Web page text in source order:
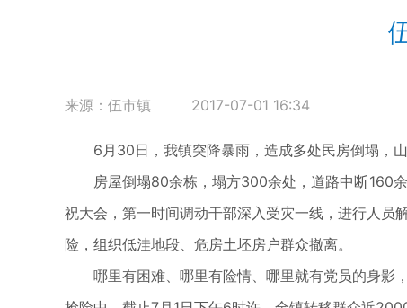
来源：伍市镇 2017-07-01 16:34
6月30日，我镇突降暴雨，造成多处民房倒塌，
房屋倒塌80余栋，塌方300余处，道路中断160
祝大会，第一时间调动干部深入受灾一线，进行人员
险，组织低洼地段、危房土坯房户群众撤离。
哪里有困难、哪里有险情、哪里就有党员的身影